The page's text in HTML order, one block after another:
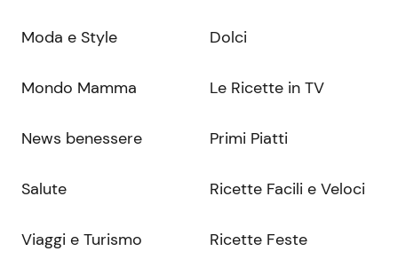
Moda e Style
Mondo Mamma
News benessere
Salute
Viaggi e Turismo
Dolci
Le Ricette in TV
Primi Piatti
Ricette Facili e Veloci
Ricette Feste